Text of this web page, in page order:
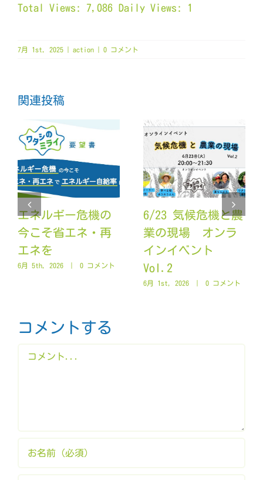
Total Views: 7,086 Daily Views: 1
7月 1st, 2025 action 0 コメント
関連投稿
エネルギー危機の
今こそ省エネ・再
エネを
6月 5th, 2026 0 コメント
6/23 気候危機と農
業の現場 オンラ
インイベント
Vol.2
6月 1st, 2026 0 コメント
コメントする
Comment